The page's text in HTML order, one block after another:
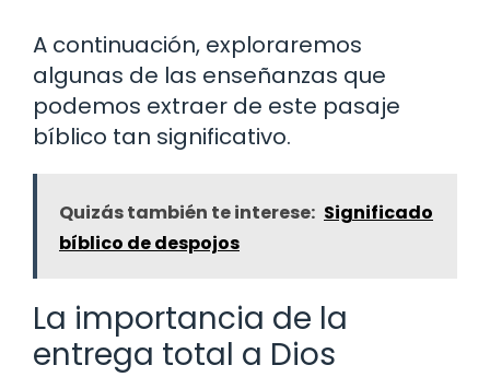
A continuación, exploraremos
algunas de las enseñanzas que
podemos extraer de este pasaje
bíblico tan significativo.
Quizás también te interese: Significado
bíblico de despojos
La importancia de la
entrega total a Dios